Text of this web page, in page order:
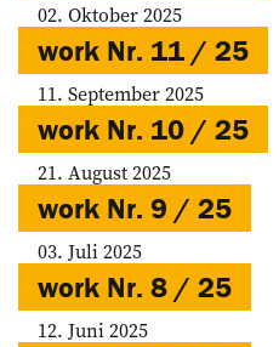
02. Oktober 2025
work Nr. 11 / 25
11. September 2025
work Nr. 10 / 25
21. August 2025
work Nr. 9 / 25
03. Juli 2025
work Nr. 8 / 25
12. Juni 2025